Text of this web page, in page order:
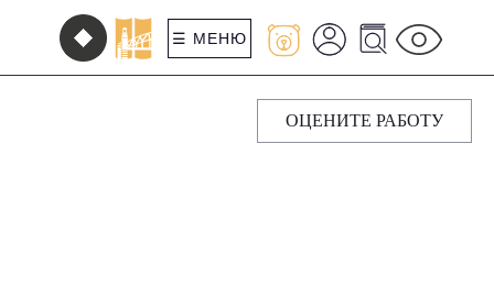
☰ МЕНЮ
ОЦЕНИТЕ РАБОТУ